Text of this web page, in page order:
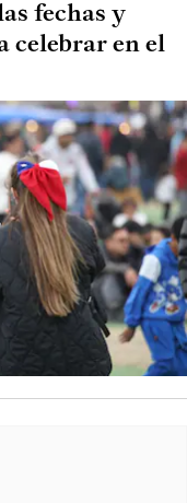
fechas y
celebrar en el